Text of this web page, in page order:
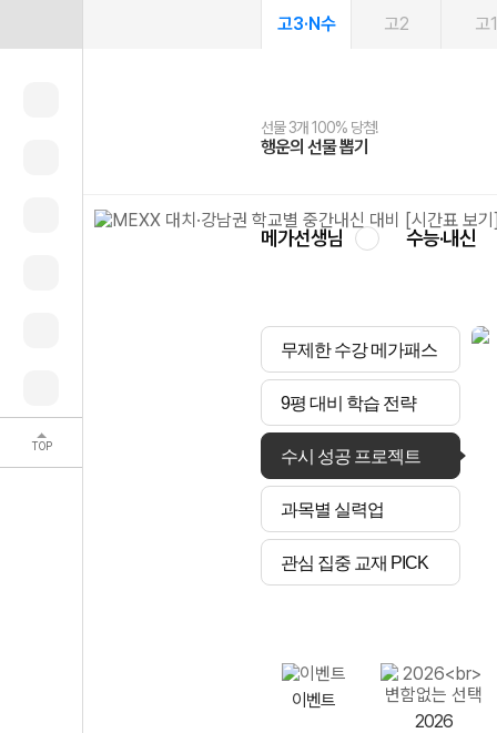
TOP
고3·N수 고2 고1
선물 3개 100% 당첨!
행운의 선물 뽑기
선물 100% 증정!
메가스터디 X 올리브
여름방학 스터디 캐시백
메가런 썸머스쿨
2027 러셀 단과
강사 공개선발
스마트러닝앱
설문 EVENT
메가패스
3일 무료 체험권
메가패스 수강생 무료혜택!
메가클럽 멤버십
사회공헌 캠페인
희망이룸 메가나눔
메가선생님 수능·내신
무제한 수강 메가패스
9평 대비 학습 전략
수시 성공 프로젝트
과목별 실력업
관심 집중 교재 PICK
이벤트
2026